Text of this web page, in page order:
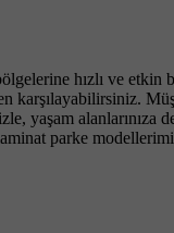
hızlı ve etkin
karşılayabilirsiniz.
yaşam alanlarınıza
parke